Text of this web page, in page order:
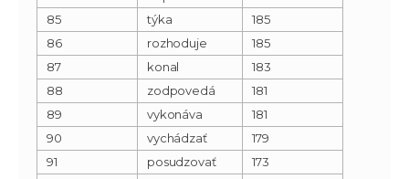
85
týka
185
86
rozhoduje
185
87
konal
183
88
zodpovedá
181
89
vykonáva
181
90
vychádzať
179
91
posudzovať
173